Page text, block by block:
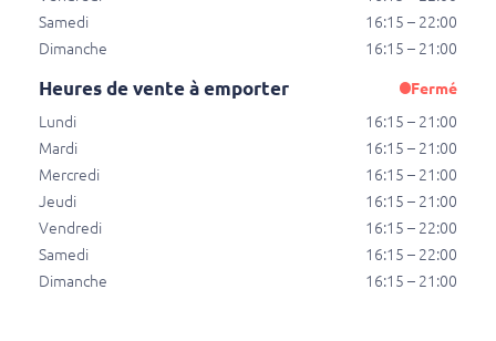
Jeudi
Vendredi
16:15 – 22:00
Heures de livraison
Lundi
Mardi
Mercredi
Jeudi
Samedi
16:15 – 22:00
Dimanche
16:15 – 21:00
Heures de vente à emporter
Fermé
Lundi
16:15 – 21:00
Mardi
16:15 – 21:00
Mercredi
16:15 – 21:00
Jeudi
16:15 – 21:00
Vendredi
16:15 – 22:00
Samedi
16:15 – 22:00
Dimanche
16:15 – 21:00